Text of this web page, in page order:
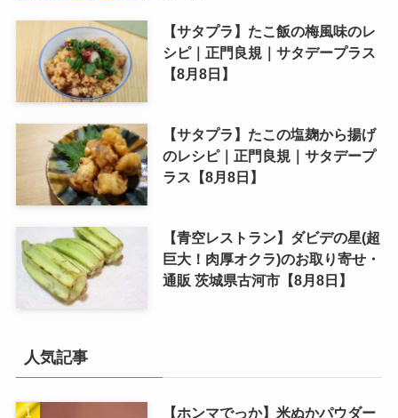
【サタプラ】たこ飯の梅風味のレ
シピ｜正門良規｜サタデープラス
【8月8日】
【サタプラ】たこの塩麹から揚げ
のレシピ｜正門良規｜サタデープ
ラス【8月8日】
【青空レストラン】ダビデの星(超
巨大！肉厚オクラ)のお取り寄せ・
通販 茨城県古河市【8月8日】
人気記事
【ホンマでっか】米ぬかパウダー